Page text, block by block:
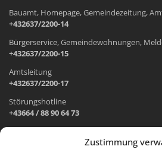
Zustimmung
Bauamt, Homepage, Gemeindezeitung,
+432637/2200-14
Bürgerservice, Gemeindewohnungen,
+432637/2200-15
Amtsleitung
+432637/2200-17
Störungshotline
+43664 / 88 90 64 73